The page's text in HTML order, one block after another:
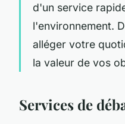
d'un service
l'environnement.
alléger votre
la valeur de vos
Services de